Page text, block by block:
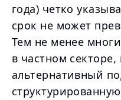
года) четко
срок не может
Тем не менее
в частном
альтернативный